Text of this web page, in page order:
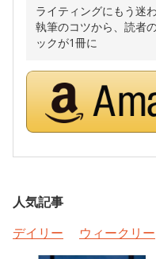
ライティングにもう迷
執筆のコツから、読者
ックが1冊に
人気記事
デイリー
ウィークリー